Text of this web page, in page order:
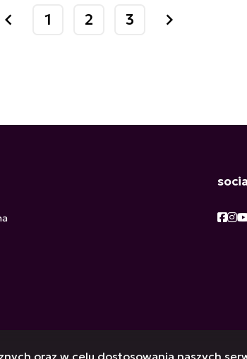
prev
1 2 3
next
oraz w celu dostosowania naszych